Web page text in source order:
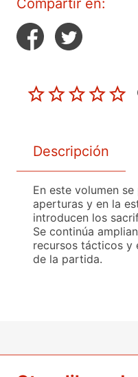
Compartir en:
Descripción
En este volumen
aperturas y en la
introducen los
Se continúa
recursos tácticos y
de la partida.